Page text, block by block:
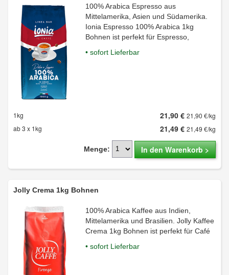
100% Arabica Espresso aus
Mittelamerika, Asien und Südamerika.
Ionia Espresso 100% Arabica 1kg
Bohnen ist perfekt für Espresso,
• sofort Lieferbar
1kg 21,90 € 21,90 €/kg
ab 3 x 1kg
21,49 € 21,49 €/kg
Menge: In den Warenkorb >
Jolly Crema 1kg Bohnen
100% Arabica Kaffee aus Indien,
Mittelamerika und Brasilien. Jolly Kaffee
Crema 1kg Bohnen ist perfekt für Café
• sofort Lieferbar